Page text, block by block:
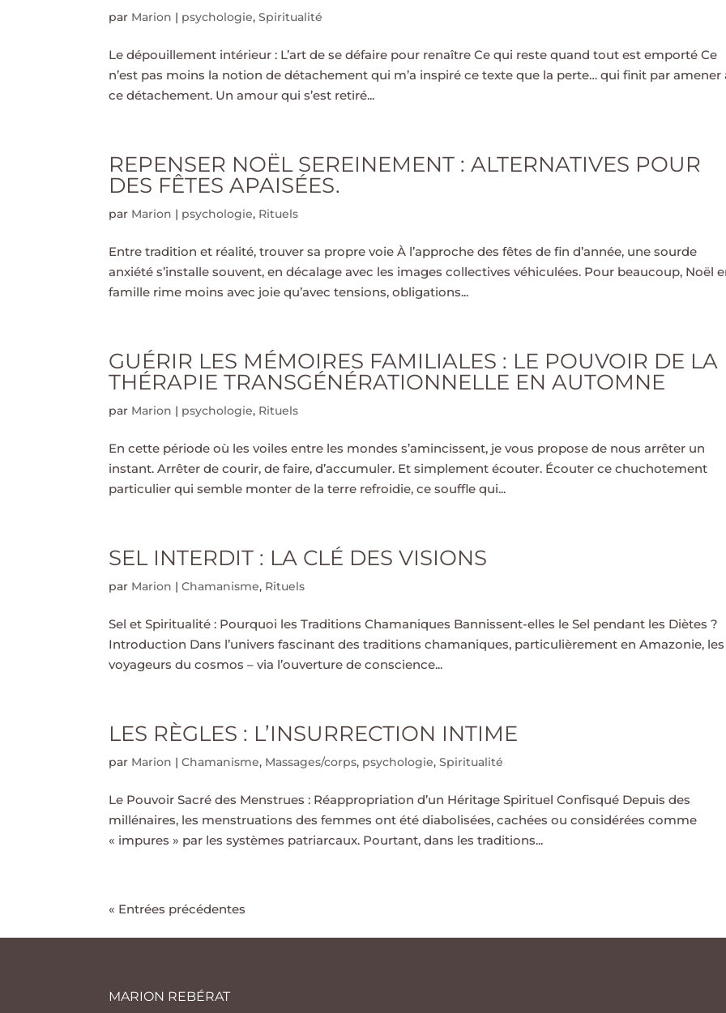
par Marion | psychologie,Spiritualité
Le dépouillement intérieur : L’art de se défaire pour renaître Ce qui reste quand tout est emporté Ce
n’est pas moins la notion de détachement qui m’a inspiré ce texte que la perte… qui finit par amener
ce détachement. Un amour qui s’est retiré...
REPENSER NOËL SEREINEMENT : ALTERNATIVES POUR
DES FÊTES APAISÉES.
par Marion | psychologie, Rituels
Entre tradition et réalité, trouver sa propre voie À l’approche des fêtes de fin d’année, une sourde
anxiété s’installe souvent, en décalage avec les images collectives véhiculées. Pour beaucoup, Noël
famille rime moins avec joie qu’avec tensions, obligations...
GUÉRIR LES MÉMOIRES FAMILIALES : LE POUVOIR DE LA
THÉRAPIE TRANSGÉNÉRATIONNELLE EN AUTOMNE
par Marion | psychologie, Rituels
En cette période où les voiles entre les mondes s’amincissent, je vous propose de nous arrêter un
instant. Arrêter de courir, de faire, d’accumuler. Et simplement écouter. Écouter ce chuchotement
particulier qui semble monter de la terre refroidie, ce souffle qui...
SEL INTERDIT : LA CLÉ DES VISIONS
par Marion |Chamanisme, Rituels
Sel et Spiritualité : Pourquoi les Traditions Chamaniques Bannissent-elles le Sel pendant les Diètes ?
Introduction Dans l’univers fascinant des traditions chamaniques, particulièrement en Amazonie, les
voyageurs du cosmos – via l’ouverture de conscience...
LES RÈGLES : L’INSURRECTION INTIME
par Marion |Chamanisme, Massages/corps, psychologie,Spiritualité
Le Pouvoir Sacré des Menstrues : Réappropriation d’un Héritage Spirituel Confisqué Depuis des
millénaires, les menstruations des femmes ont été diabolisées, cachées ou considérées comme
« impures » par les systèmes patriarcaux. Pourtant, dans les traditions...
« Entrées précédentes
MARION REBÉRAT